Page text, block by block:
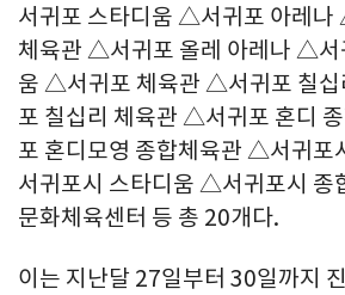
서귀포 스타디움 △서귀포 아레나
체육관 △서귀포 올레 아레나 △서
움 △서귀포 체육관 △서귀포 칠
포 칠십리 체육관 △서귀포 혼디
포 혼디모영 종합체육관 △서귀
서귀포시 스타디움 △서귀포시 종
문화체육센터 등 총 20개다.
이는 지난달 27일부터 30일까지